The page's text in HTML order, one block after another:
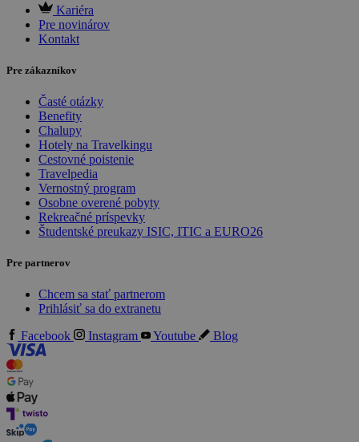
Kariéra
Pre novinárov
Kontakt
Pre zákazníkov
Časté otázky
Benefity
Chalupy
Hotely na Travelkingu
Cestovné poistenie
Travelpedia
Vernostný program
Osobne overené pobyty
Rekreačné príspevky
Študentské preukazy ISIC, ITIC a EURO26
Pre partnerov
Chcem sa stať partnerom
Prihlásiť sa do extranetu
Facebook
Instagram Youtube Blog